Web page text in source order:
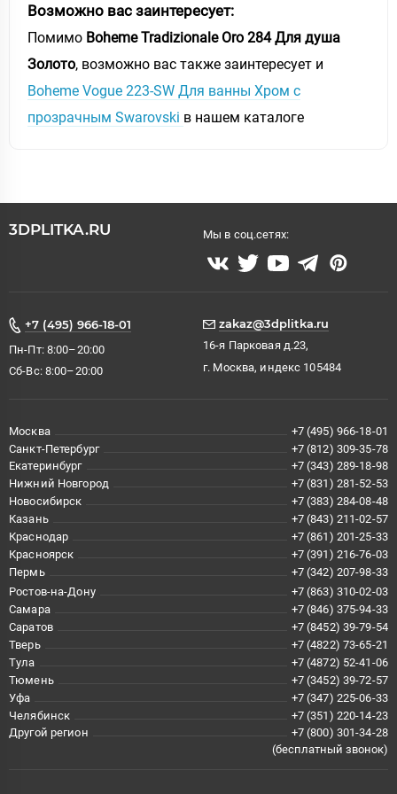
Возможно вас заинтересует:
Помимо Boheme Tradizionale Oro 284 Для душа
Золото, возможно вас также заинтересует и
Boheme Vogue 223-SW Для ванны Хром с
прозрачным Swarovski в нашем каталоге
3DPLITKA.RU Мы в соц.сетях:
+7 (495) 966-18-01
Пн-Пт: 8:00–20:00
Сб-Вс: 8:00–20:00
zakaz@3dplitka.ru
16-я Парковая д.23,
г. Москва, индекс 105484
Москва
+7 (495) 966-18-01
Санкт-Петербург
+7 (812) 309-35-78
Екатеринбург
+7 (343) 289-18-98
Нижний Новгород
+7 (831) 281-52-53
Новосибирск
+7 (383) 284-08-48
Казань
+7 (843) 211-02-57
Краснодар
+7 (861) 201-25-33
Красноярск
+7 (391) 216-76-03
Пермь
+7 (342) 207-98-33
Ростов-на-Дону
+7 (863) 310-02-03
Самара
+7 (846) 375-94-33
Саратов
+7 (8452) 39-79-54
Тверь
+7 (4822) 73-65-21
Тула
+7 (4872) 52-41-06
Тюмень
+7 (3452) 39-72-57
Уфа
+7 (347) 225-06-33
Челябинск
+7 (351) 220-14-23
Другой регион
+7 (800) 301-34-28
(бесплатный звонок)